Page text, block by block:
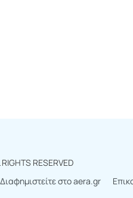
RIGHTS RESERVED
Διαφημιστείτε στο aera.gr